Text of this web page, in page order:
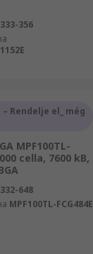
333-356
Rendelje el_ még
MPF100TL-
cella, 7600 kB,
332-648
MPF100TL-FCG484E